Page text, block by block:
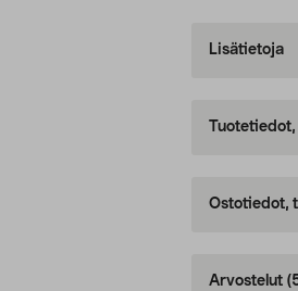
Lisätietoja
Ostotiedot,
Arvostelut